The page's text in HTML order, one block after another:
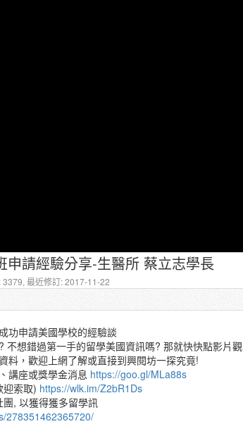
申請經驗分享-生醫所 蔡立志學長
3379, 最近修訂: 2017-11-22
功申請美國學校的經驗談
不想錯過第一手的留學美國資訊嗎? 那就快快點影片
料，歡迎上網了解或直接到興閱坊一探究竟!
講座或獎學金消息 https://goo.gl/MLa88s
迎索取) https://wlk.im/Z2bR1Ds
, 以獲得獲多留學訊
278351462365720/